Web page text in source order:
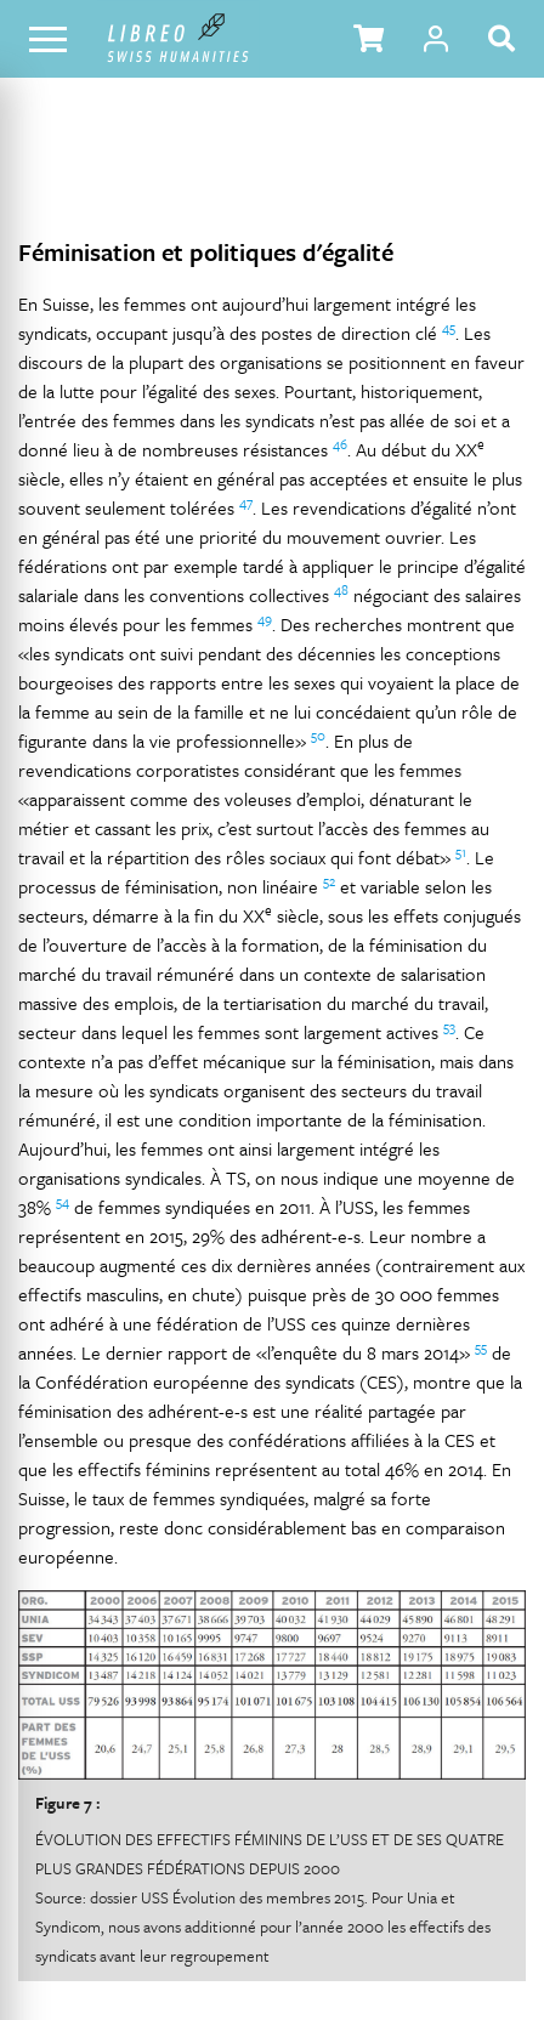
NOTRE CATALOGUE TABLE DES MATIÈRES
Féminisation et politiques d'égalité
En Suisse, les femmes ont aujourd’hui largement intégré les
syndicats, occupant jusqu’à des postes de direction clé 45. Les
discours de la plupart des organisations se positionnent en faveur
de la lutte pour l’égalité des sexes. Pourtant, historiquement,
l’entrée des femmes dans les syndicats n’est pas allée de soi et a
donné lieu à de nombreuses résistances 46. Au début du XXe
siècle, elles n’y étaient en général pas acceptées et ensuite le plus
souvent seulement tolérées 47. Les revendications d’égalité n’ont
en général pas été une priorité du mouvement ouvrier. Les
fédérations ont par exemple tardé à appliquer le principe d’égalité
salariale dans les conventions collectives 48 négociant des salaires
moins élevés pour les femmes 49. Des recherches montrent que
«les syndicats ont suivi pendant des décennies les conceptions
bourgeoises des rapports entre les sexes qui voyaient la place de
la femme au sein de la famille et ne lui concédaient qu’un rôle de
figurante dans la vie professionnelle» 50. En plus de
revendications corporatistes considérant que les femmes
«apparaissent comme des voleuses d’emploi, dénaturant le
métier et cassant les prix, c’est surtout l’accès des femmes au
travail et la répartition des rôles sociaux qui font débat» 51. Le
processus de féminisation, non linéaire 52 et variable selon les
secteurs, démarre à la fin du XXe siècle, sous les effets conjugués
de l’ouverture de l’accès à la formation, de la féminisation du
marché du travail rémunéré dans un contexte de salarisation
massive des emplois, de la tertiarisation du marché du travail,
secteur dans lequel les femmes sont largement actives 53. Ce
contexte n’a pas d’effet mécanique sur la féminisation, mais dans
la mesure où les syndicats organisent des secteurs du travail
rémunéré, il est une condition importante de la féminisation.
Aujourd’hui, les femmes ont ainsi largement intégré les
organisations syndicales. À TS, on nous indique une moyenne de
38% 54 de femmes syndiquées en 2011. À l’USS, les femmes
représentent en 2015, 29% des adhérent-e-s. Leur nombre a
beaucoup augmenté ces dix dernières années (contrairement aux
effectifs masculins, en chute) puisque près de 30 000 femmes
ont adhéré à une fédération de l’USS ces quinze dernières
années. Le dernier rapport de «l’enquête du 8 mars 2014» 55 de
la Confédération européenne des syndicats (CES), montre que la
féminisation des adhérent-e-s est une réalité partagée par
l’ensemble ou presque des confédérations affiliées à la CES et
que les effectifs féminins représentent au total 46% en 2014. En
Suisse, le taux de femmes syndiquées, malgré sa forte
progression, reste donc considérablement bas en comparaison
européenne.
Figure 7 :
ÉVOLUTION DES EFFECTIFS FÉMININS DE L’USS ET DE SES QUATRE
PLUS GRANDES FÉDÉRATIONS DEPUIS 2000
Source: dossier USS Évolution des membres 2015. Pour Unia et
Syndicom, nous avons additionné pour l’année 2000 les effectifs des
syndicats avant leur regroupement